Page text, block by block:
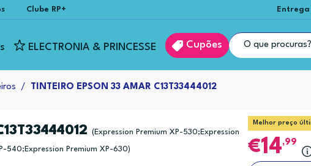
Clube RP+
ELECTRONIA & PRINCESSE Cupões
TINTEIRO EPSON 33 AMAR C13T33444012
(Expression Premium XP-530;Expression
540;Expression Premium XP-630)
Melhor preço
14,99